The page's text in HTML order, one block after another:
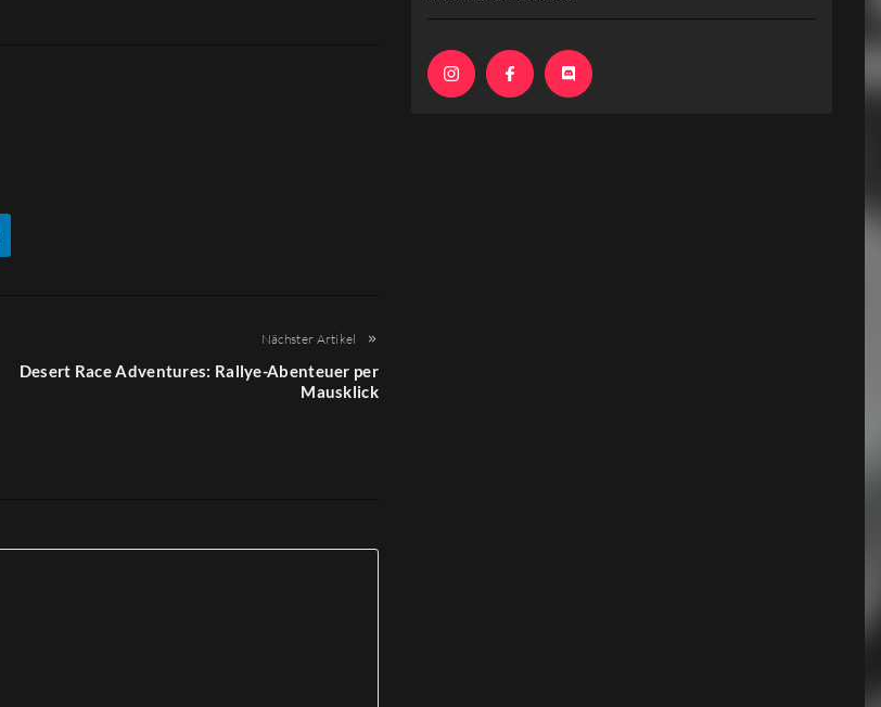
Nächster Artikel
Desert Race Adventures: Rallye-Abenteuer per
Mausklick